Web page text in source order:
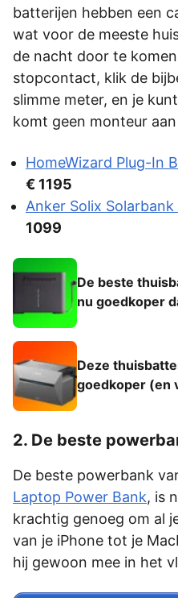
batterijen hebben een
wat voor de meeste
de nacht door te
stopcontact, klik de
slimme meter, en je
komt geen monteur
HomeWizard Plug-In
€ 1195
Anker Solix Solarbank
1099
De beste
nu goedkoper
Deze
goedkoper (en
2. De beste
De beste powerbank
Laptop Power Bank, is
krachtig genoeg om al
van je iPhone tot je
hij gewoon mee in het